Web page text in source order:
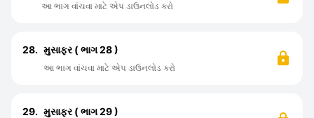
આ ભાગ વાંચવા માટે એપ ડાઉનલોડ કરો
28. મુસાફર ( ભાગ 28 )
આ ભાગ વાંચવા માટે એપ ડાઉનલોડ કરો
29. મુસાફર ( ભાગ 29 )